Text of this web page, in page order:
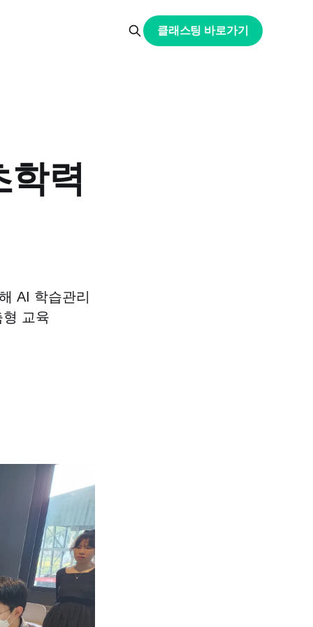
클래스팅 바로가기
학력
AI 학습관리
교육